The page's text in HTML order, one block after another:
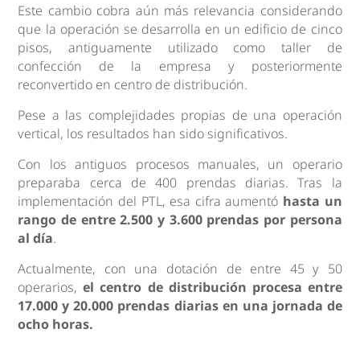
Este cambio cobra aún más relevancia considerando
que la operación se desarrolla en un edificio de cinco
pisos, antiguamente utilizado como taller de
confección de la empresa y posteriormente
reconvertido en centro de distribución.
Pese a las complejidades propias de una operación
vertical, los resultados han sido significativos.
Con los antiguos procesos manuales, un operario
preparaba cerca de 400 prendas diarias. Tras la
implementación del PTL, esa cifra aumentó hasta un
rango de entre 2.500 y 3.600 prendas por persona
al día.
Actualmente, con una dotación de entre 45 y 50
operarios,el centro de distribución procesa entre
17.000 y 20.000 prendas diarias en una jornada de
ocho horas.